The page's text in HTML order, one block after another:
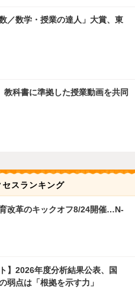
／数学・授業の達人」大賞、東
教科書に準拠した授業動画を共同
スランキング
改革のキックオフ8/24開催…N-
】2026年度分析結果公表、国
弱点は「根拠を示す力」